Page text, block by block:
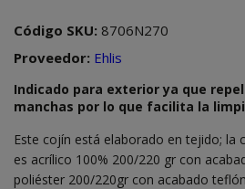
Código SKU: 8706N270
Proveedor: Ehlis
Indicado para exterior ya que
manchas por lo que facilita la
Este cojín está elaborado en tejido; la
es acrílico 100% 200/220 gr con
poliéster 200/220gr con acabado